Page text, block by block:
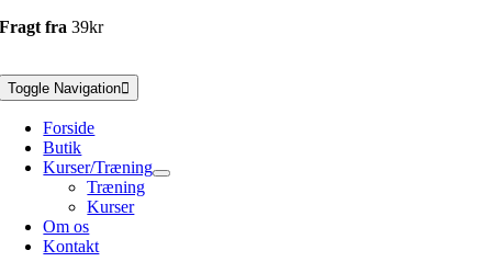
Fragt fra39kr
Toggle Navigation
Forside
Butik
Kurser/Træning
Træning
Kurser
Om os
Kontakt